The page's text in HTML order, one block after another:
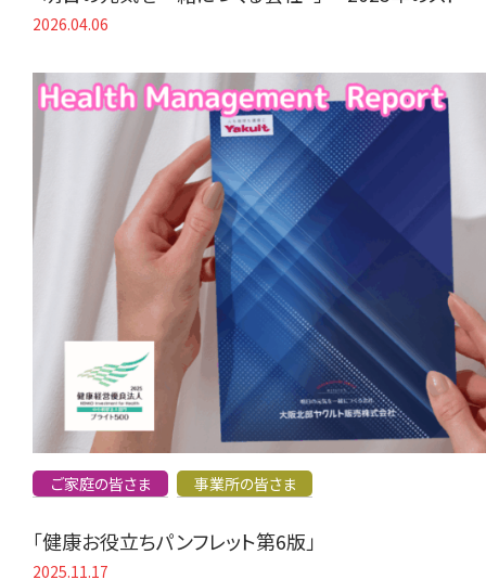
2026.04.06
ご家庭の皆さま 事業所の皆さま
「健康お役立ちパンフレット第6版」
2025.11.17